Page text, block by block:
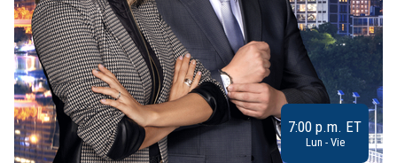
7:00 p.m. ET
Lun - Vie